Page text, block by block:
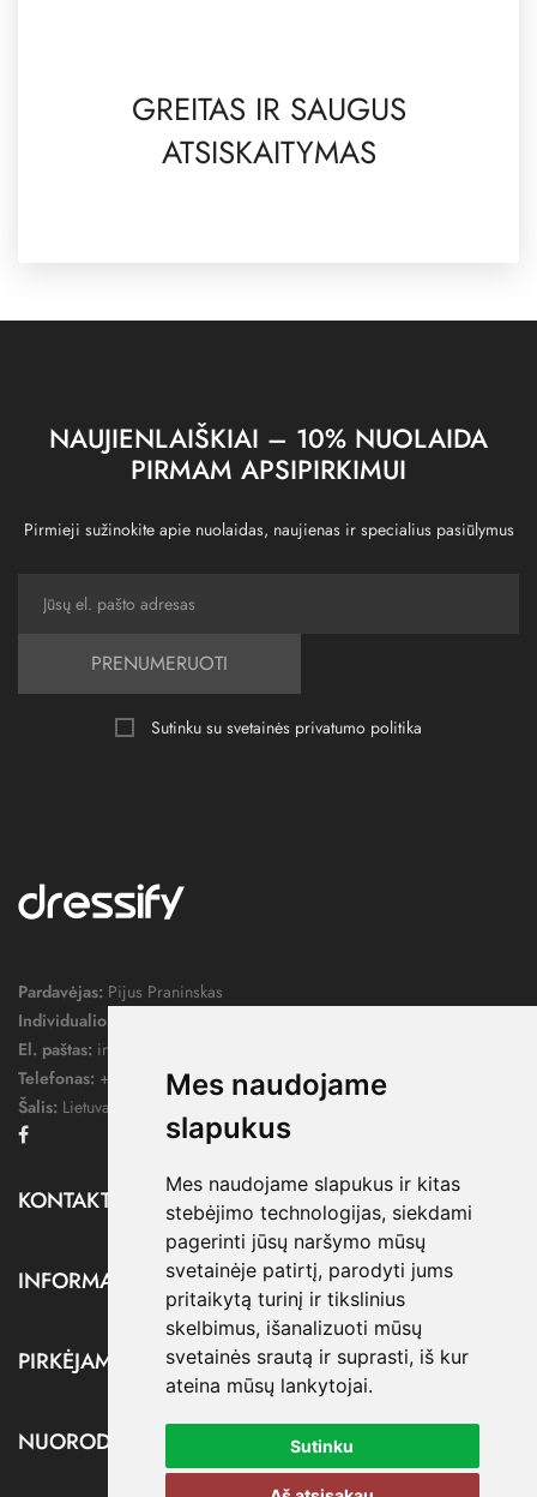
Mes naudojame
slapukus
Mes naudojame slapukus ir kitas
stebėjimo technologijas, siekdami
pagerinti jūsų naršymo mūsų
svetainėje patirtį, parodyti jums
pritaikytą turinį ir tikslinius
skelbimus, išanalizuoti mūsų
svetainės srautą ir suprasti, iš kur
ateina mūsų lankytojai.
Sutinku
GREITAS IR SAUGUS
ATSISKAITYMAS
NAUJIENLAIŠKIAI – 10% NUOLAIDA
PIRMAM APSIPIRKIMUI
Pirmieji sužinokite apie nuolaidas, naujienas ir specialius pasiūlymus
PRENUMERUOTI
Sutinku su svetainės privatumo politika
Pardavėjas: Pijus Praninskas
Individualios veiklos pažymos nr.:
El. paštas: info@dressify.lt
Telefonas: +370 676 78578
Šalis: Lietuva
KONTAKTAI
INFORMACIJA
PIRKĖJAMS
NUORODOS